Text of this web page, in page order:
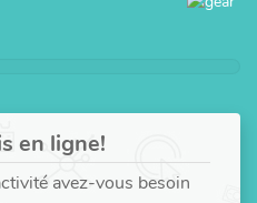
en ligne!
avez-vous besoin